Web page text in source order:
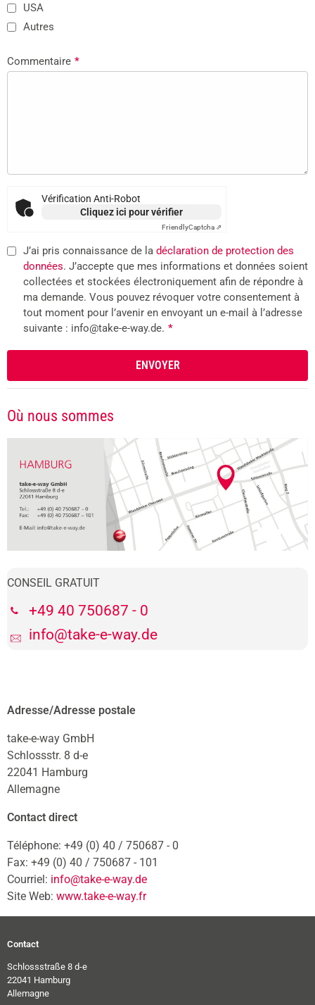
USA
Autres
Commentaire *
Vérification Anti-Robot
Cliquez ici pour vérifier
FriendlyCaptcha ⇗
J’ai pris connaissance de la déclaration de protection des
données. J’accepte que mes informations et données soient
collectées et stockées électroniquement afin de répondre à
ma demande. Vous pouvez révoquer votre consentement à
tout moment pour l’avenir en envoyant un e-mail à l’adresse
suivante : info@take-e-way.de. *
Où nous sommes
CONSEIL GRATUIT
+49 40 750687 - 0
info@take-e-way.de
Adresse/Adresse postale
take-e-way GmbH
Schlossstr. 8 d-e
22041 Hamburg
Allemagne
Contact direct
Téléphone: +49 (0) 40 / 750687 - 0
Fax: +49 (0) 40 / 750687 - 101
Courriel: info@take-e-way.de
Site Web: www.take-e-way.fr
Contact
Schlossstraße 8 d-e
22041 Hamburg
Allemagne